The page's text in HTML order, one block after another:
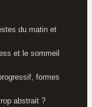
du matin et
et le sommeil
formes
abstrait ?